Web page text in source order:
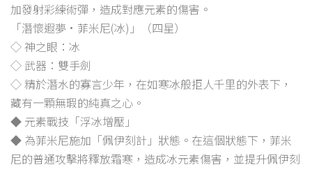
加發射彩練術彈，造成對應元素的傷害。
「潛懷遐夢·菲米尼(冰)」（四星）
◇ 神之眼：冰
◇ 武器：雙手劍
◇ 精於潛水的寡言少年，在如寒冰般拒人千里的外表下，
藏有一顆無瑕的純真之心。
◆ 元素戰技「浮冰增壓」
◆ 為菲米尼施加「佩伊刻計」狀態。在這個狀態下，菲米
尼的普通攻擊將釋放霜寒，造成冰元素傷害，並提升佩伊刻